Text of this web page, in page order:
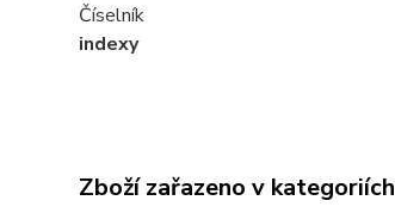
Číselník
indexy
Zboží zařazeno v kategoriích